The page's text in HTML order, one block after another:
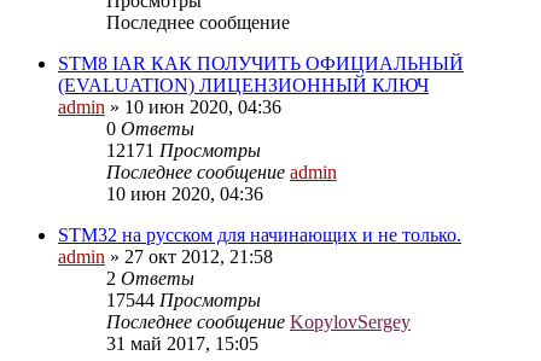
Последнее сообщение
STM8 IAR КАК ПОЛУЧИТЬ ОФИЦИАЛЬНЫЙ
(EVALUATION) ЛИЦЕНЗИОННЫЙ КЛЮЧ
admin » 10 июн 2020, 04:36
0 Ответы
12171 Просмотры
Последнее сообщение admin
10 июн 2020, 04:36
STM32 на русском для начинающих и не только.
admin » 27 окт 2012, 21:58
2 Ответы
17544 Просмотры
Последнее сообщение KopylovSergey
31 май 2017, 15:05